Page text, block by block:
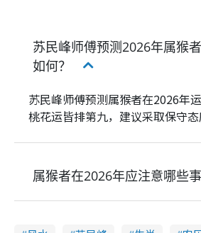
苏民峰师傅预测2026年属猴
如何？
苏民峰师傅预测属猴者在2026年
桃花运皆排第九，建议采取保守态
属猴者在2026年应注意哪些事